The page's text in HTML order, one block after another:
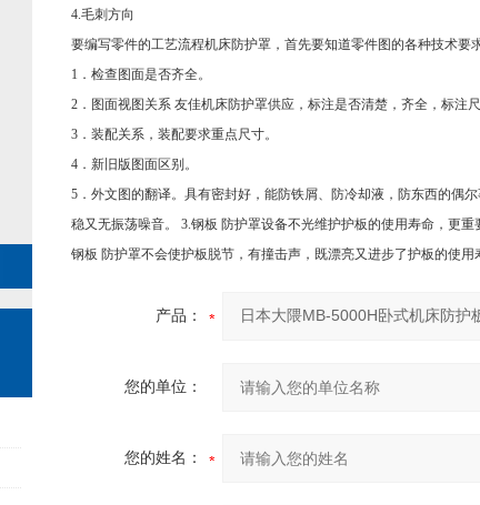
4.毛刺方向
要编写零件的工艺流程机床防护罩，首先要知道零件图的各种技术要
1．检查图面是否齐全。
2．图面视图关系 友佳机床防护罩供应，标注是否清楚，齐全，标注尺
3．装配关系，装配要求重点尺寸。
4．新旧版图面区别。
5．外文图的翻译。具有密封好，能防铁屑、防冷却液，防东西的偶
稳又无振荡噪音。 3.钢板 防护罩设备不光维护护板的使用寿命，更
钢板 防护罩不会使护板脱节，有撞击声，既漂亮又进步了护板的使用
产品：
您的单位：
您的姓名：